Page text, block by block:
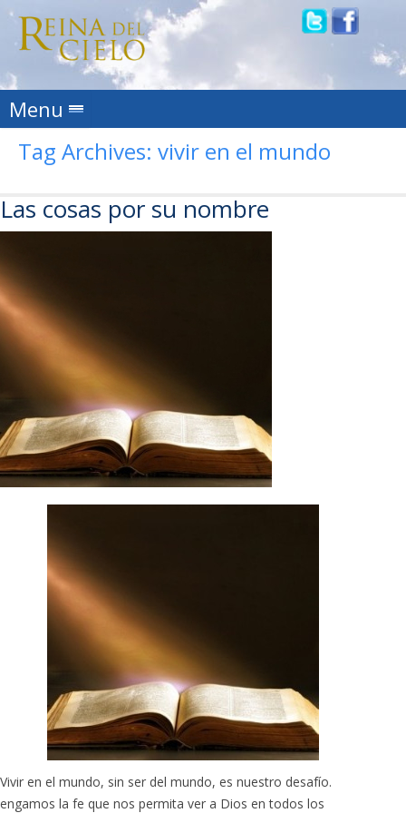
Menu Skip to content
Tag Archives: vivir en el mundo
Las cosas por su nombre
Vivir en el mundo, sin ser del mundo, es nuestro desafío.
engamos la fe que nos permita ver a Dios en todos los